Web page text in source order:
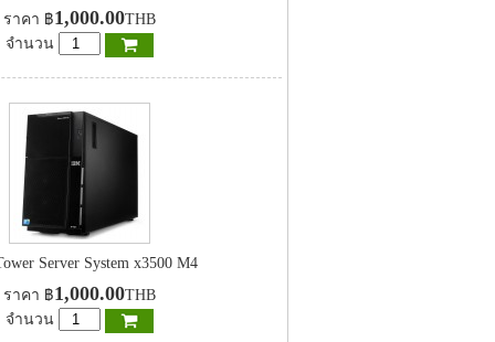
ราคา ฿1,000.00THB
จำนวน
Server System x3500 M4
ราคา ฿1,000.00THB
จำนวน